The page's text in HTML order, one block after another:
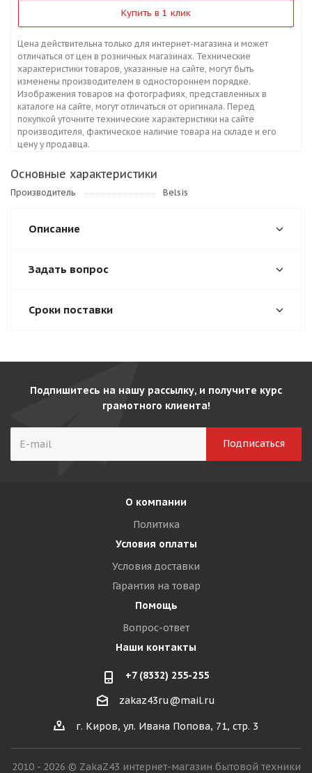
Купить в 1 клик
Цена действительна только для интернет-магазина и может
отличаться от цен в розничных магазинах. Технические
характеристики товаров, указанные на сайте, могут быть
изменены производителем в одностороннем порядке.
Изображения товаров на фотографиях, представленных в
каталоге на сайте, могут отличаться от оригинала. Перед
покупкой уточните технические характеристики на сайте
производителя, фактическое наличие товара на складе и его
цену у продавца.
Основные характеристики
Производитель Belsis
Описание
Задать вопрос
Сроки поставки
Подпишитесь на нашу рассылку, и получите курс
грамотного клиента!
О компании
Политика
Условия оплаты
Условия доставки
Гарантия на товар
Помощь
Вопрос-ответ
Наши контакты
+7 (8332) 255-255
zakaz43ru@mail.ru
г. Киров, ул. Ивана Попова, 71, стр. 3
2010 - 2026 © ZakaZ43 интернет-магазин бытовой техники